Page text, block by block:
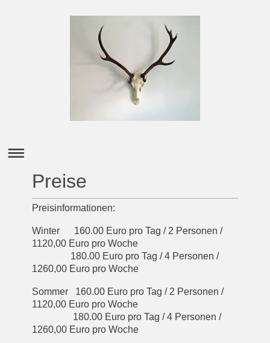
Preise
Preisinformationen:
Winter 160.00 Euro pro Tag / 2 Personen /
1120,00 Euro pro Woche
180.00 Euro pro Tag / 4 Personen /
1260,00 Euro pro Woche
Sommer 160.00 Euro pro Tag / 2 Personen /
1120,00 Euro pro Woche
180.00 Euro pro Tag / 4 Personen /
1260,00 Euro pro Woche